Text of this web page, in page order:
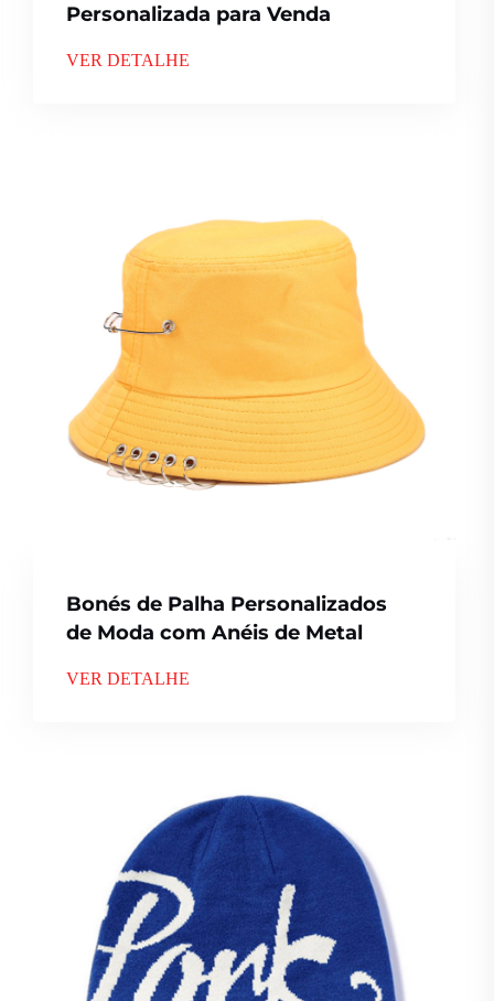
Personalizada para Venda
VER DETALHE
Bonés de Palha Personalizados
de Moda com Anéis de Metal
VER DETALHE